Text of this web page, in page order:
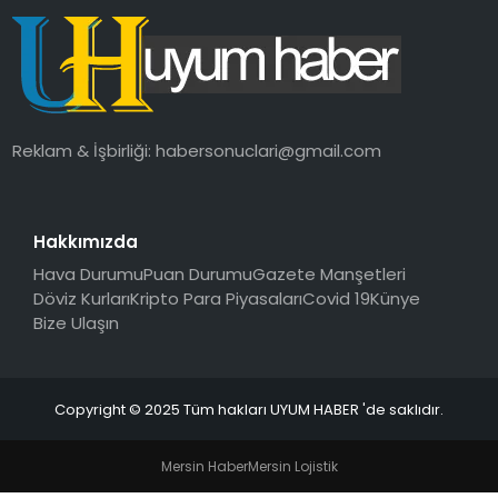
SAĞLIK
MAGAZIN
YAŞAM
Reklam & İşbirliği:habersonuclari@gmail.com
Hakkımızda
Hava DurumuPuan DurumuGazete Manşetleri
Döviz KurlarıKripto Para PiyasalarıCovid 19Künye
Bize Ulaşın
Copyright © 2025 Tüm hakları UYUM HABER 'de saklıdır.
Mersin HaberMersin Lojistik